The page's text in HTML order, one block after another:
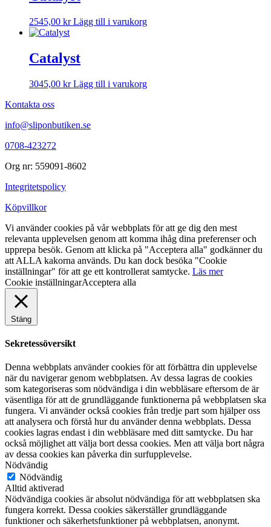
2545,00 kr Lägg till i varukorg
Catalyst
3045,00 kr Lägg till i varukorg
Kontakta oss
info@sliponbutiken.se
0708-423272
Org nr: 559091-8602
Integritetspolicy
Köpvillkor
Vi använder cookies på vår webbplats för att ge dig den mest
relevanta upplevelsen genom att komma ihåg dina preferenser och
upprepa besök. Genom att klicka på "Acceptera alla" godkänner du
att ALLA kakorna används. Du kan dock besöka "Cookie
inställningar" för att ge ett kontrollerat samtycke. Läs mer
Cookie inställningarAcceptera alla
Stäng
Sekretessöversikt
Denna webbplats använder cookies för att förbättra din upplevelse
när du navigerar genom webbplatsen. Av dessa lagras de cookies
som kategoriseras som nödvändiga i din webbläsare eftersom de är
väsentliga för att de grundläggande funktionerna på webbplatsen ska
fungera. Vi använder också cookies från tredje part som hjälper oss
att analysera och förstå hur du använder denna webbplats. Dessa
cookies lagras endast i din webbläsare med ditt samtycke. Du har
också möjlighet att välja bort dessa cookies. Men att välja bort några
av dessa cookies kan påverka din surfupplevelse.
Nödvändig
Nödvändig
Alltid aktiverad
Nödvändiga cookies är absolut nödvändiga för att webbplatsen ska
fungera korrekt. Dessa cookies säkerställer grundläggande
funktioner och säkerhetsfunktioner på webbplatsen, anonymt.